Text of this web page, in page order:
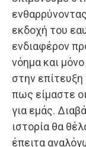
εκδοχή του
ενδιαφέρον
νόημα και
στην
πως είμαστε
για εμάς.
ιστορία θα
έπειτα